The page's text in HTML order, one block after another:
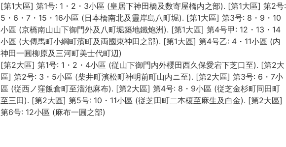
[第1大區] 第1号: 1・2・3小區 (皇居下神田橋及数寄屋橋内之部). [第1大區] 第2号:
5・6・7・15・16小區 (日本橋南北及靈岸島八町堀). [第1大區] 第3号: 8・9・10
小區 (京橋南山山下御門外及八町堀築地鐵炮洲). [第1大區] 第4号甲: 12・13・14
小區 (大傳馬町小綱町濱町及両國東神田之部). [第1大區] 第4号乙: 4・11小區 (内
神田一圓柳原及三河町美士代町辺)
[第2大區] 第1号: 1・2・4小區 (従山下御門内外櫻田西久保愛宕下芝口至). [第2大
區] 第2号: 3・5小區 (柴井町濱松町神明前町山内ニ至). [第2大區] 第3号: 6・7小
區 (従西ノ窪飯倉町至溜池麻布). [第2大區] 第4号: 8・9小區 (従芝金杉町同田町
至三田). [第2大區] 第5号: 10・11小區 (従芝田町二本榎至麻生及白金). [第2大區]
第6号: 12小區 (麻布一圓之部)